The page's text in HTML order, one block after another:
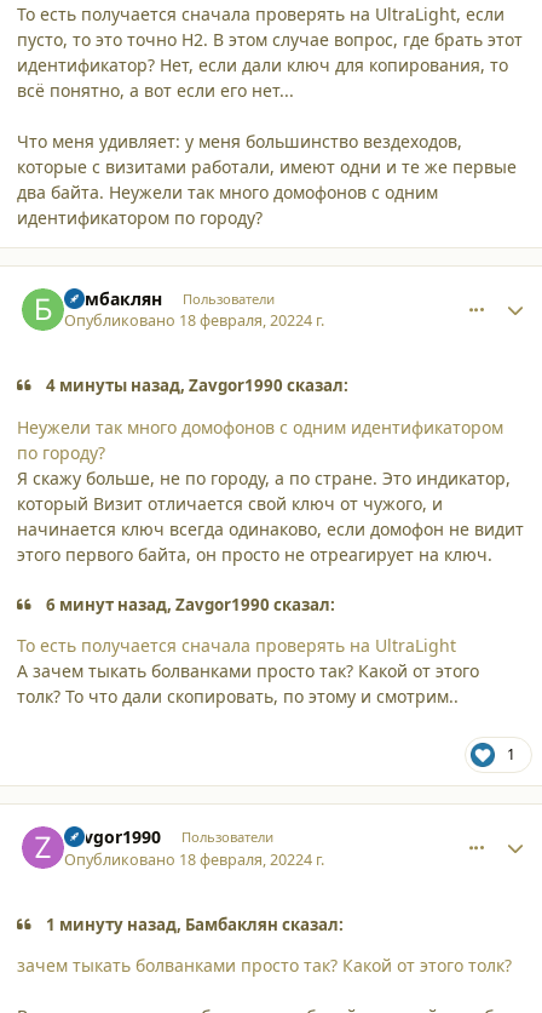
То есть получается сначала проверять на UltraLight, если
пусто, то это точно Н2. В этом случае вопрос, где брать этот
идентификатор? Нет, если дали ключ для копирования, то
всё понятно, а вот если его нет...
Что меня удивляет: у меня большинство вездеходов,
которые с визитами работали, имеют одни и те же первые
два байта. Неужели так много домофонов с одним
идентификатором по городу?
Бамбаклян Пользователи
Опубликовано 18 февраля, 20224 г.
4 минуты назад, Zavgor1990 сказал:
Неужели так много домофонов с одним идентификатором
по городу?
Я скажу больше, не по городу, а по стране. Это индикатор,
который Визит отличается свой ключ от чужого, и
начинается ключ всегда одинаково, если домофон не видит
этого первого байта, он просто не отреагирует на ключ.
6 минут назад, Zavgor1990 сказал:
То есть получается сначала проверять на UltraLight
А зачем тыкать болванками просто так? Какой от этого
толк? То что дали скопировать, по этому и смотрим..
1
Zavgor1990 Пользователи
Опубликовано 18 февраля, 20224 г.
1 минуту назад, Бамбаклян сказал:
зачем тыкать болванками просто так? Какой от этого толк?